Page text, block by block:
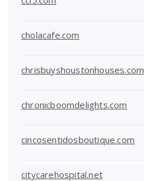
cholacafe.com
chrisbuyshoustonhouses.com
chronicboomdelights.com
cincosentidosboutique.com
citycarehospital.net